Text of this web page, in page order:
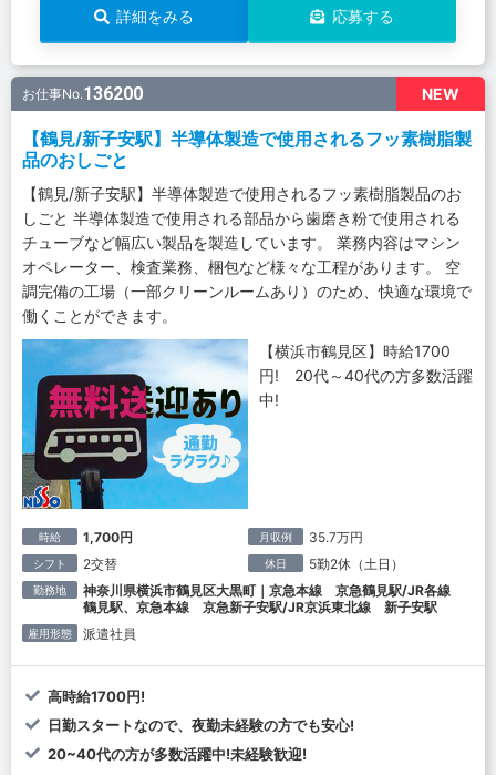
詳細をみる 応募する
NEW
お仕事No.136200
【鶴見/新子安駅】半導体製造で使用されるフッ素樹脂製
品のおしごと
【鶴見/新子安駅】半導体製造で使用されるフッ素樹脂製品のお
しごと 半導体製造で使用される部品から歯磨き粉で使用される
チューブなど幅広い製品を製造しています。 業務内容はマシン
オペレーター、検査業務、梱包など様々な工程があります。 空
調完備の工場（一部クリーンルームあり）のため、快適な環境で
働くことができます。
【横浜市鶴見区】時給1700
円! 20代～40代の方多数活躍
中!
時給 1,700円 月収例 35.7万円
シフト 2交替 休日 5勤2休（土日）
勤務地
神奈川県横浜市鶴見区大黒町｜京急本線 京急鶴見駅/JR各線
鶴見駅、京急本線 京急新子安駅/JR京浜東北線 新子安駅
雇用形態 派遣社員
高時給1700円!
日勤スタートなので、夜勤未経験の方でも安心!
20~40代の方が多数活躍中!未経験歓迎!